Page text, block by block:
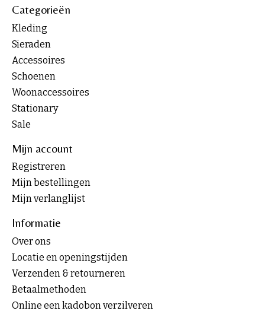
Categorieën
Kleding
Sieraden
Accessoires
Schoenen
Woonaccessoires
Stationary
Sale
Mijn account
Registreren
Mijn bestellingen
Mijn verlanglijst
Informatie
Over ons
Locatie en openingstijden
Verzenden & retourneren
Betaalmethoden
Online een kadobon verzilveren